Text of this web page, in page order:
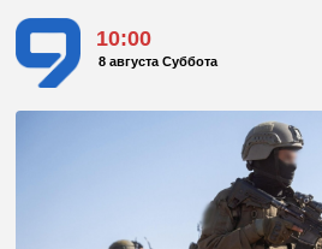
10:00
8 августа Суббота